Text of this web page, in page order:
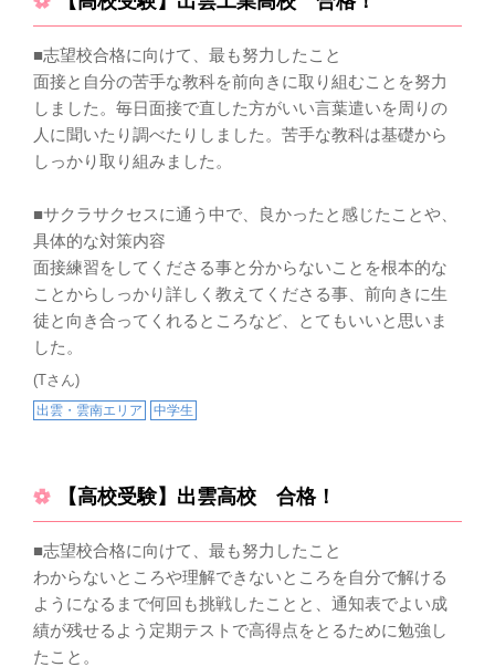
■志望校合格に向けて、最も努力したこと
面接と自分の苦手な教科を前向きに取り組むことを努力
しました。毎日面接で直した方がいい言葉遣いを周りの
人に聞いたり調べたりしました。苦手な教科は基礎から
しっかり取り組みました。
■サクラサクセスに通う中で、良かったと感じたことや、
具体的な対策内容
面接練習をしてくださる事と分からないことを根本的な
ことからしっかり詳しく教えてくださる事、前向きに生
徒と向き合ってくれるところなど、とてもいいと思いま
した。
(Tさん)
出雲・雲南エリア 中学生
【高校受験】出雲高校 合格！
■志望校合格に向けて、最も努力したこと
わからないところや理解できないところを自分で解ける
ようになるまで何回も挑戦したことと、通知表でよい成
績が残せるよう定期テストで高得点をとるために勉強し
たこと。